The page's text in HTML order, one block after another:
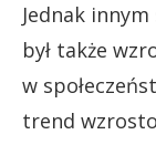
Jednak
był także
w
trend